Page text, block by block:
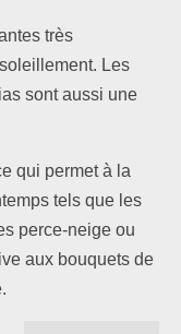
très
Les
sont aussi une
qui permet à la
tels que les
perce-neige ou
aux bouquets de